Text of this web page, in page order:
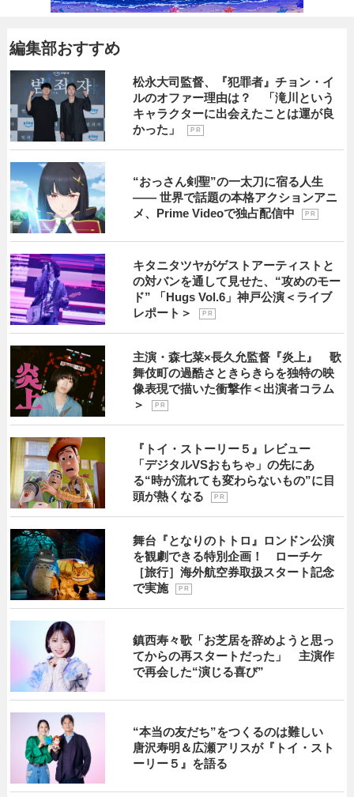
編集部おすすめ
松永大司監督、『犯罪者』チョン・イ
ルのオファー理由は？ 「滝川という
キャラクターに出会えたことは運が良
かった」
P R
“おっさん剣聖”の一太刀に宿る人生
―― 世界で話題の本格アクションアニ
メ、Prime Videoで独占配信中
P R
キタニタツヤがゲストアーティストと
の対バンを通して見せた、“攻めのモー
ド” 「Hugs Vol.6」神戸公演＜ライブ
レポート＞
P R
主演・森七菜×長久允監督『炎上』 歌
舞伎町の過酷さときらきらを独特の映
像表現で描いた衝撃作＜出演者コラム
＞
P R
『トイ・ストーリー５』レビュー
「デジタルVSおもちゃ」の先にあ
る“時が流れても変わらないもの”に目
頭が熱くなる
P R
舞台『となりのトトロ』ロンドン公演
を観劇できる特別企画！ ローチケ
［旅行］海外航空券取扱スタート記念
で実施
P R
鎮西寿々歌「お芝居を辞めようと思っ
てからの再スタートだった」 主演作
で再会した“演じる喜び”
“本当の友だち”をつくるのは難しい
唐沢寿明＆広瀬アリスが『トイ・スト
ーリー５』を語る